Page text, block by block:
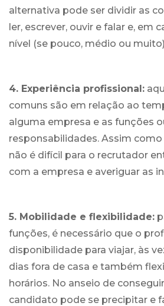
alternativa pode ser dividir as
ler, escrever, ouvir e falar e, em
nível (se pouco, médio ou
4. Experiência profissional:
comuns são em relação ao
alguma empresa e as funções
responsabilidades. Assim
não é difícil para o recrutador
com a empresa e averiguar as
5. Mobilidade e flexibilidade:
funções, é necessário que o
disponibilidade para viajar, às
dias fora de casa e também
horários. No anseio de
candidato pode se precipitar e